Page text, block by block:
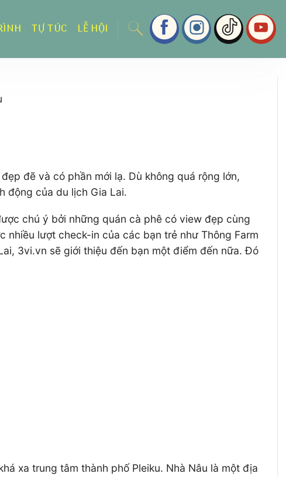
TỰ TÚC LỄ HỘI
đẽ và có phần mới lạ. Dù không quá rộng lớn,
động của du lịch Gia Lai.
chú ý bởi những quán cà phê có view đẹp cùng
nhiều lượt check-in của các bạn trẻ như Thông Farm
3vi.vn sẽ giới thiệu đến bạn một điểm đến nữa. Đó
xa trung tâm thành phố Pleiku. Nhà Nâu là một địa